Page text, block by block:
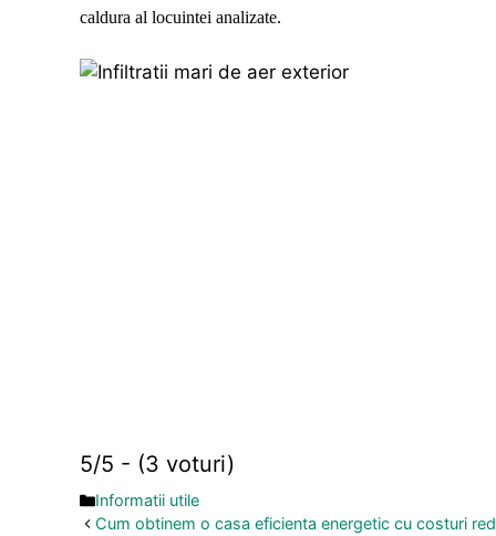
caldura al locuintei analizate.
5/5 - (3 voturi)
Categorii
Informatii utile
Cum obtinem o casa eficienta energetic cu costuri